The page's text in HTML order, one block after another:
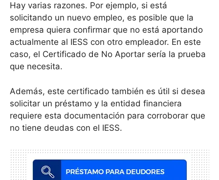
Hay varias razones. Por ejemplo, si está
solicitando un nuevo empleo, es posible que la
empresa quiera confirmar que no está aportando
actualmente al IESS con otro empleador. En este
caso, el Certificado de No Aportar sería la prueba
que necesita.
Además, este certificado también es útil si desea
solicitar un préstamo y la entidad financiera
requiere esta documentación para corroborar que
no tiene deudas con el IESS.